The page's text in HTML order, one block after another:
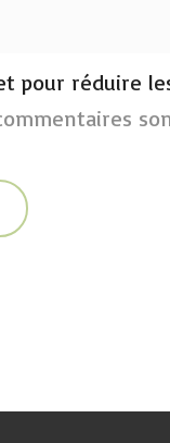
pour réduire